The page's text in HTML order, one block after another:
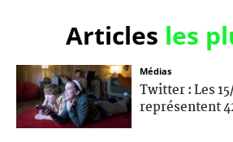
Articles les
Médias
Twitter : Les
représentent